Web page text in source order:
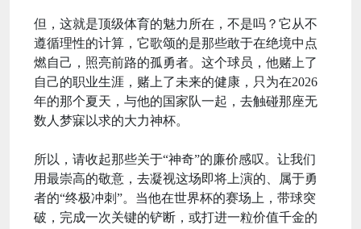
但，这就是顶级体育的魅力所在，不是吗？它从不
遵循理性的计算，它歌颂的是那些敢于在绝境中点
燃自己，照亮前路的孤勇者。这个球员，他赌上了
自己的职业生涯，赌上了未来的健康，只为在2026
年的那个夏天，与他的国家队一起，去触碰那座无
数人梦寐以求的大力神杯。
所以，请收起那些关于“神奇”的廉价感叹。让我们
用最崇高的敬意，去凝视这场即将上演的、属于勇
者的“终极冲刺”。当他在世界杯的赛场上，带球突
破，完成一次关键的铲断，或打进一粒价值千金的